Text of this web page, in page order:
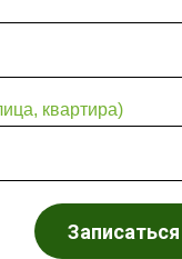
квартира)
Записаться